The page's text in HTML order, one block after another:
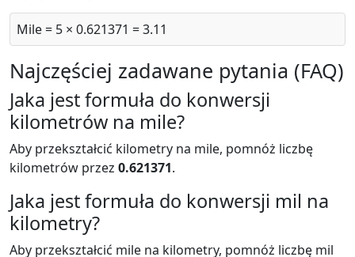
Mile = 5 × 0.621371 = 3.11
Najczęściej zadawane pytania (FAQ)
Jaka jest formuła do konwersji
kilometrów na mile?
Aby przekształcić kilometry na mile, pomnóż liczbę
kilometrów przez 0.621371.
Jaka jest formuła do konwersji mil na
kilometry?
Aby przekształcić mile na kilometry, pomnóż liczbę mil